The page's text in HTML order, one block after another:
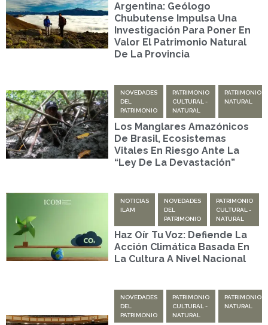
Argentina: Geólogo
Chubutense Impulsa Una
Investigación Para Poner En
Valor El Patrimonio Natural
De La Provincia
NOVEDADES
DEL
PATRIMONIO
PATRIMONIO
CULTURAL -
NATURAL
PATRIMONIO
NATURAL
Los Manglares Amazónicos
De Brasil, Ecosistemas
Vitales En Riesgo Ante La
“ley De La Devastación”
NOTICIAS
ILAM
NOVEDADES
DEL
PATRIMONIO
PATRIMONIO
CULTURAL -
NATURAL
Haz Oír Tu Voz: Defiende La
Acción Climática Basada En
La Cultura A Nivel Nacional
NOVEDADES
DEL
PATRIMONIO
PATRIMONIO
CULTURAL -
NATURAL
PATRIMONIO
NATURAL